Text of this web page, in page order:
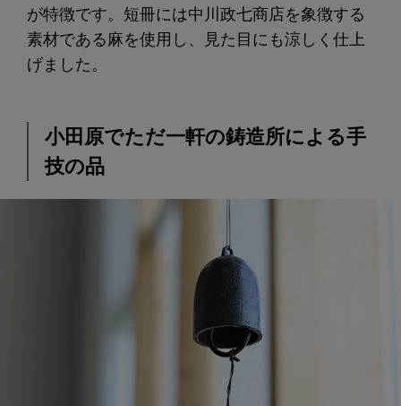
が特徴です。短冊には中川政七商店を象徴する
素材である麻を使用し、見た目にも涼しく仕上
げました。
小田原でただ一軒の鋳造所による手
技の品